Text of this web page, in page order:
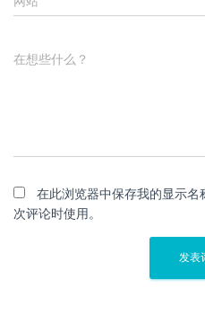
在想些什么？
在此浏览器中保存我的显示
次评论时使用。